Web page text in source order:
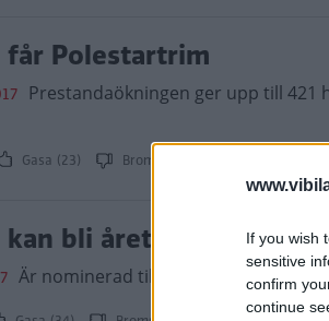
If you wish
sensitive
confirm
continue
får Polestartrim
Prestandaökningen ger upp till 421
Gasa (23) Bromsa (26)
kan bli årets suv i
Är nominerad till North American